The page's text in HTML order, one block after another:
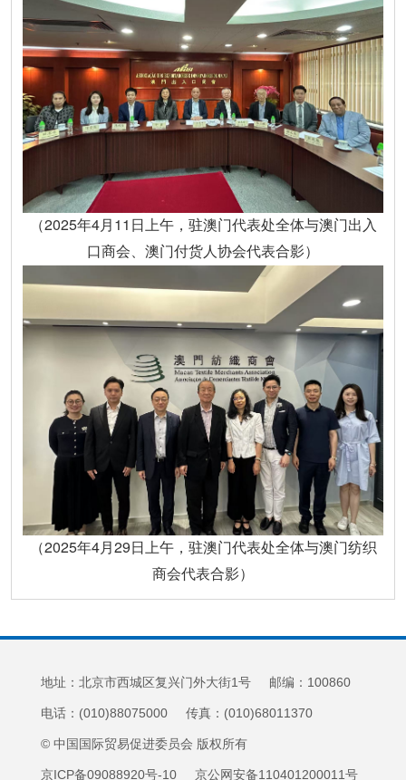
（2025年4月11日上午，驻澳门代表处全体与澳门出入
口商会、澳门付货人协会代表合影）
（2025年4月29日上午，驻澳门代表处全体与澳门纺织
商会代表合影）
地址：北京市西城区复兴门外大街1号 邮编：100860
电话：(010)88075000 传真：(010)68011370
© 中国国际贸易促进委员会 版权所有
京ICP备09088920号-10 京公网安备110401200011号